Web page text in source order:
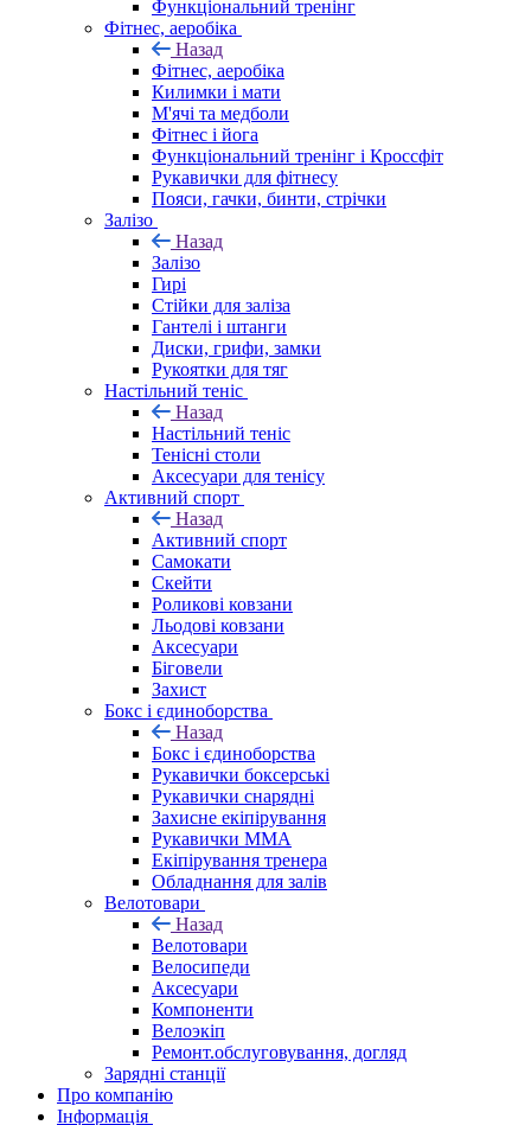
Функціональний тренінг
Фітнес, аеробіка
Назад
Фітнес, аеробіка
Килимки і мати
М'ячі та медболи
Фітнес і йога
Функціональний тренінг і Кроссфіт
Рукавички для фітнесу
Пояси, гачки, бинти, стрічки
Залізо
Назад
Залізо
Гирі
Стійки для заліза
Гантелі і штанги
Диски, грифи, замки
Рукоятки для тяг
Настільний теніс
Назад
Настільний теніс
Тенісні столи
Аксесуари для тенісу
Активний спорт
Назад
Активний спорт
Самокати
Скейти
Роликові ковзани
Льодові ковзани
Аксесуари
Біговели
Захист
Бокс і єдиноборства
Назад
Бокс і єдиноборства
Рукавички боксерські
Рукавички снарядні
Захисне екіпірування
Рукавички ММА
Екіпірування тренера
Обладнання для залів
Велотовари
Назад
Велотовари
Велосипеди
Аксесуари
Компоненти
Велоэкіп
Ремонт.обслуговування, догляд
Зарядні станції
Про компанію
Інформація